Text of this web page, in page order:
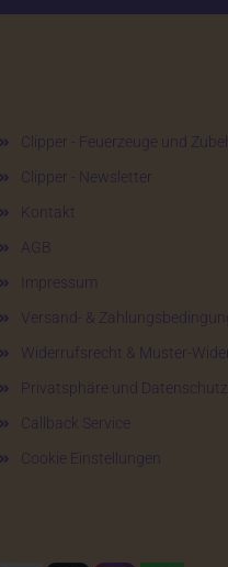
Clipper - Feuerzeuge und
Clipper - Newsletter
Kontakt
AGB
Impressum
Versand- &
Widerrufsrecht & Muster-
Privatsphäre und Datenschutz
Callback Service
Cookie Einstellungen